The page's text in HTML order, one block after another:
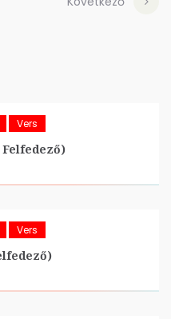
Vers
Vers